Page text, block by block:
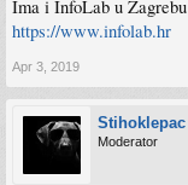
Ima i InfoLab u Zagrebu
https://www.infolab.hr
Apr 3, 2019
Stihoklepac
Moderator